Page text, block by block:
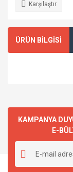
Karşılaştır
ÜRÜN BİLGİSİ
KAMPANYA
E-